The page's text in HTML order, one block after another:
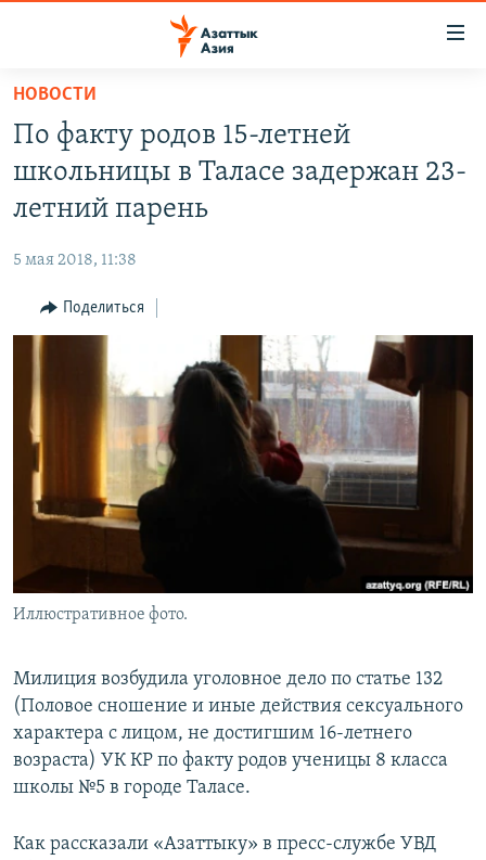
Вернуться
основному
содержанию
главной
Вернутся
ЦЕНТРАЛЬНАЯ АЗИЯ
КАЗАХСТАН
КЫРГЫЗСТАН
ТАДЖИКИСТАН
НОВОСТИ
ВОЙНА В УКРАИНЕ
ҚАЗАҚША
КЫРГЫЗЧА
ЎЗБЕКЧА
ТОҶИКӢ
Все сайты РСЕ/РС
НОВОСТИ
По факту родов 15-летней
школьницы в Таласе задержан 23-
летний парень
5 мая 2018, 11:38
Поделиться
Иллюстративное фото.
Милиция возбудила уголовное дело по статье 132
(Половое сношение и иные действия сексуального
характера с лицом, не достигшим 16-летнего
возраста) УК КР по факту родов ученицы 8 класса
школы №5 в городе Таласе.
Как рассказали «Азаттыку» в пресс-службе УВД